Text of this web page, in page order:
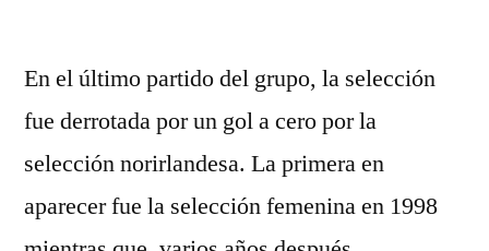
En el último partido del grupo, la selección
fue derrotada por un gol a cero por la
selección norirlandesa. La primera en
aparecer fue la selección femenina en 1998